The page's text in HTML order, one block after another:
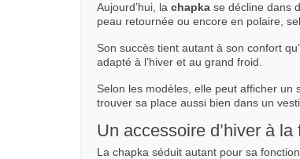
Aujourd’hui, la chapka se décline dans
peau retournée ou encore en polaire,
Son succès tient autant à son confort
adapté à l’hiver et au grand froid.
Selon les modèles, elle peut afficher un
trouver sa place aussi bien dans un
Un accessoire d’hiver à
La chapka séduit autant pour sa